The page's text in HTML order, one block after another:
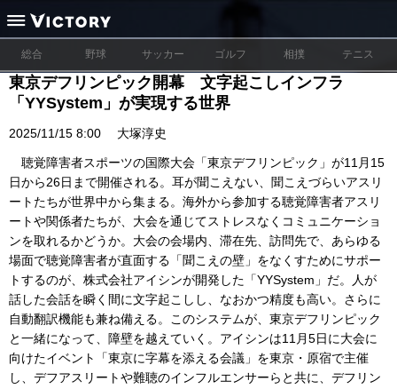
総合 野球 サッカー ゴルフ 相撲 テニス
東京デフリンピック開幕 文字起こしインフラ
「YYSystem」が実現する世界
2025/11/15 8:00 大塚淳史
聴覚障害者スポーツの国際大会「東京デフリンピック」が11月15
日から26日まで開催される。耳が聞こえない、聞こえづらいアスリ
ートたちが世界中から集まる。海外から参加する聴覚障害者アスリ
ートや関係者たちが、大会を通じてストレスなくコミュニケーショ
ンを取れるかどうか。大会の会場内、滞在先、訪問先で、あらゆる
場面で聴覚障害者が直面する「聞こえの壁」をなくすためにサポー
トするのが、株式会社アイシンが開発した「YYSystem」だ。人が
話した会話を瞬く間に文字起こしし、なおかつ精度も高い。さらに
自動翻訳機能も兼ね備える。このシステムが、東京デフリンピック
と一緒になって、障壁を越えていく。アイシンは11月5日に大会に
向けたイベント「東京に字幕を添える会議」を東京・原宿で主催
し、デフアスリートや難聴のインフルエンサーらと共に、デフリン